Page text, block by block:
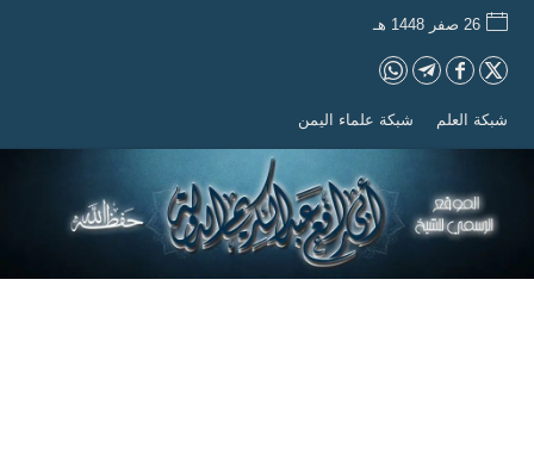
26 صفر 1448 هـ
شبكة العلم شبكة علماء اليمن